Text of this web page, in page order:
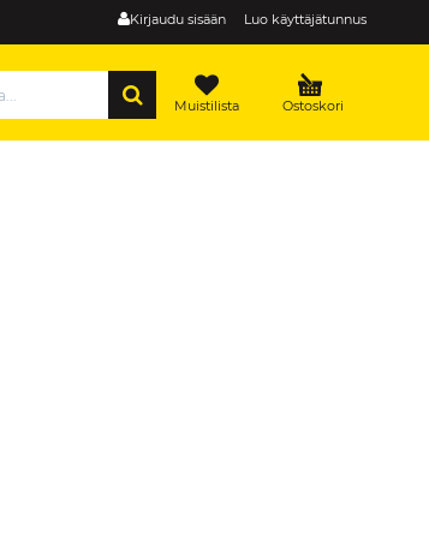
Kirjaudu sisään Luo käyttäjätunnus
Ostoskori
Muistilista